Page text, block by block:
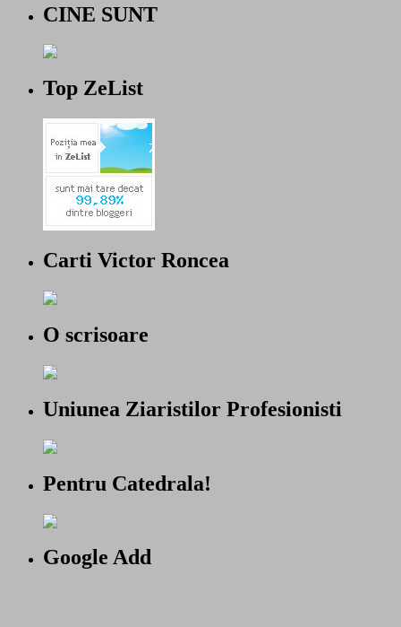
CINE SUNT
Top ZeList
Carti Victor Roncea
O scrisoare
Uniunea Ziaristilor Profesionisti
Pentru Catedrala!
Google Add